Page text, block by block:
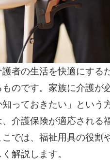
者の生活を快適にする
のです。家族に介護が
っておきたい」という
介護保険が適応される
では、福祉用具の役割
解説します。